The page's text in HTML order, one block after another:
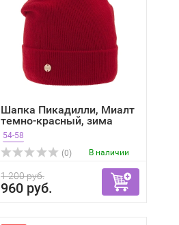
Шапка Пикадилли, Миалт
темно-красный, зима
54-58
(0)
В наличии
1 200 руб.
960 руб.